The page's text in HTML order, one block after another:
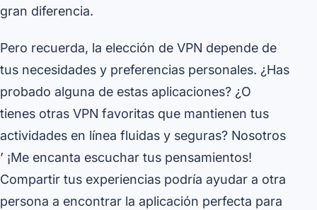
gran diferencia.
Pero recuerda, la elección de VPN depende de
tus necesidades y preferencias personales. ¿Has
probado alguna de estas aplicaciones? ¿O
tienes otras VPN favoritas que mantienen tus
actividades en línea fluidas y seguras? Nosotros
’ ¡Me encanta escuchar tus pensamientos!
Compartir tus experiencias podría ayudar a otra
persona a encontrar la aplicación perfecta para